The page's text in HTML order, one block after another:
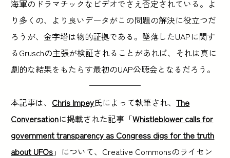
海軍のドラマチックなビデオでさえ否定されている。よ
り多くの、より良いデータがこの問題の解決に役立つだ
ろうが、金字塔は物的証拠である。墜落したUAPに関す
るGruschの主張が検証されることがあれば、それは真に
劇的な結果をもたらす最初のUAP公聴会となるだろう。
本記事は、 Chris Impey氏によって執筆され、The
Conversationに掲載された記事「Whistleblower calls for
government transparency as Congress digs for the truth
about UFOs 」について、Creative Commonsのライセン